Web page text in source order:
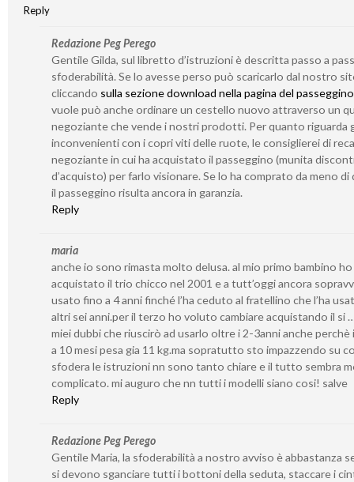
Reply
Redazione Peg Perego
Gentile Gilda, sul libretto d’istruzioni è descritta passo a
sfoderabilità. Se lo avesse perso può scaricarlo dal nostro
cliccando sulla sezione download nella pagina del
vuole può anche ordinare un cestello nuovo attraverso un
negoziante che vende i nostri prodotti. Per quanto riguarda
inconvenienti con i copri viti delle ruote, le consiglierei di
negoziante in cui ha acquistato il passeggino (munita
d’acquisto) per farlo visionare. Se lo ha comprato da meno di
il passeggino risulta ancora in garanzia.
Reply
maria
anche io sono rimasta molto delusa. al mio primo bambino ho
acquistato il trio chicco nel 2001 e a tutt’oggi ancora
usato fino a 4 anni finché l’ha ceduto al fratellino che l’ha
altri sei anni.per il terzo ho voluto cambiare acquistando il si
miei dubbi che riuscirò ad usarlo oltre i 2-3anni anche perchè
a 10 mesi pesa gia 11 kg.ma sopratutto sto impazzendo su
sfodera le istruzioni nn sono tanto chiare e il tutto sembra
complicato. mi auguro che nn tutti i modelli siano cosi! salve
Reply
Redazione Peg Perego
Gentile Maria, la sfoderabilità a nostro avviso è abbastanza
si devono sganciare tutti i bottoni della seduta, staccare i